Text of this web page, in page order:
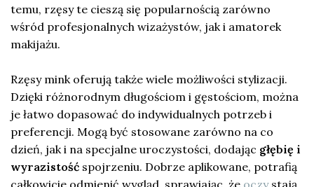
temu, rzęsy te cieszą się popularnością zarówno
wśród profesjonalnych wizażystów, jak i amatorek
makijażu.
Rzęsy mink oferują także wiele możliwości stylizacji.
Dzięki różnorodnym długościom i gęstościom, można
je łatwo dopasować do indywidualnych potrzeb i
preferencji. Mogą być stosowane zarówno na co
dzień, jak i na specjalne uroczystości, dodając głębię i
wyrazistość spojrzeniu. Dobrze aplikowane, potrafią
całkowicie odmienić wygląd, sprawiając, że oczystają